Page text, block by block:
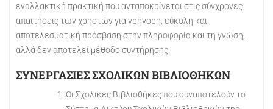
εναλλακτική πρακτική που ανταποκρίνεται στις σύγχρονες
απαιτήσεις των χρηστών για γρήγορη, εύκολη και
αποτελεσματική πρόσβαση στην πληροφορία και τη γνώση,
αλλά δεν αποτελεί μέθοδο συντήρησης.
ΣΥΝΕΡΓΑΣΙΕΣ ΣΧΟΛΙΚΩΝ ΒΙΒΛΙΟΘΗΚΩΝ
Οι Σχολικές Βιβλιοθήκες που συναποτελούν το